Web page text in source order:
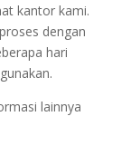
kantor kami.
dengan
hari
lainnya